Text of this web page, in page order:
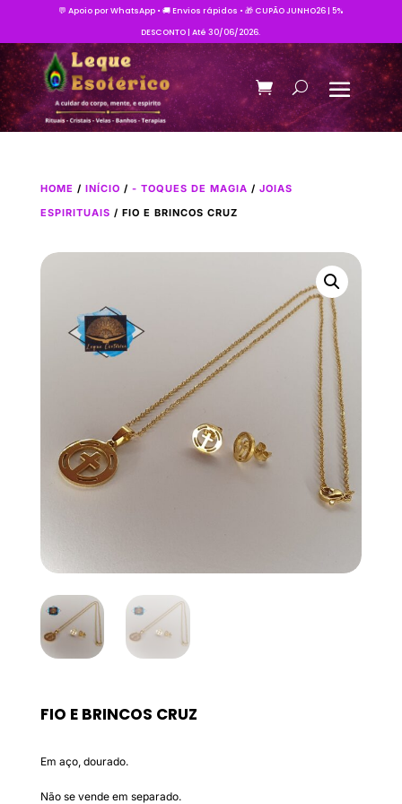
💬 Apoio por WhatsApp • 🚚 Envios rápidos • 🎁 CUPÃO JUNHO26 | 5%
DESCONTO | Até 30/06/2026.
HOME / INÍCIO / - TOQUES DE MAGIA / JOIAS
ESPIRITUAIS / FIO E BRINCOS CRUZ
FIO E BRINCOS CRUZ
Em aço, dourado.
Não se vende em separado.